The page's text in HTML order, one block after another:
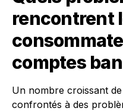
rencontrent
comptes
Un nombre croissant
confrontés à des